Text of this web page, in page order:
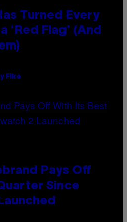
Turned Every
‘Red Flag’ (And
Fike
Pays Off
Since